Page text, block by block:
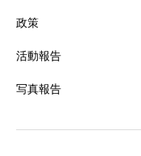
政策
活動報告
写真報告